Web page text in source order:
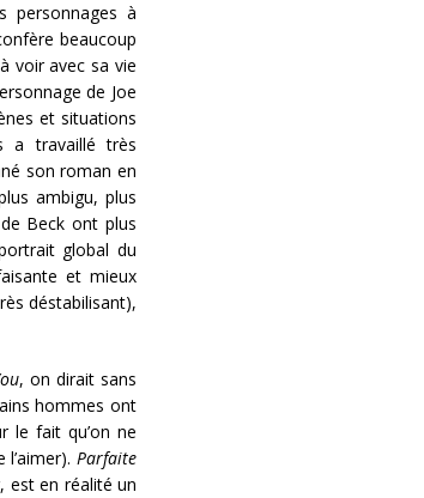
personnages à
beaucoup
voir avec sa vie
de Joe
et situations
a travaillé très
son roman en
ambigu, plus
Beck ont plus
global du
et mieux
déstabilisant),
, on dirait sans
hommes ont
le fait qu’on ne
l’aimer).Parfaite
est en réalité un